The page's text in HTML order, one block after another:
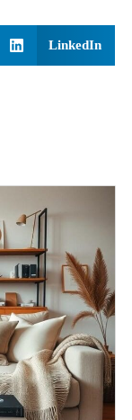
LinkedIn